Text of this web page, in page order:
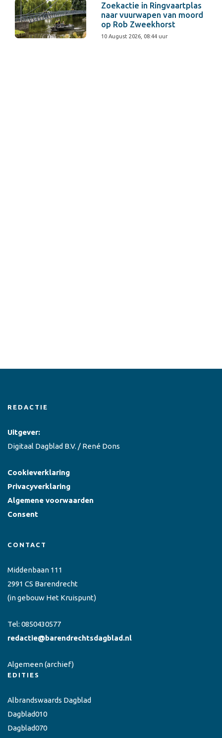
Zoekactie in Ringvaartplas
naar vuurwapen van moord
op Rob Zweekhorst
10 August 2026, 08:44 uur
REDACTIE
Uitgever:
Digitaal Dagblad B.V. / René Dons
Cookieverklaring
Privacyverklaring
Algemene voorwaarden
Consent
CONTACT
Middenbaan 111
2991 CS Barendrecht
(in gebouw Het Kruispunt)
Tel: 0850430577
redactie@barendrechtsdagblad.nl
Algemeen(archief)
EDITIES
Albrandswaards Dagblad
Dagblad010
Dagblad070